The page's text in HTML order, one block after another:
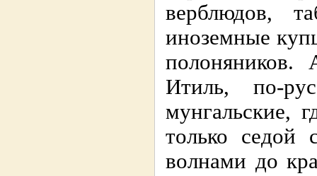
верблюдов,
иноземные
Итиль, по-
мунгальские,
только седой
волнами до